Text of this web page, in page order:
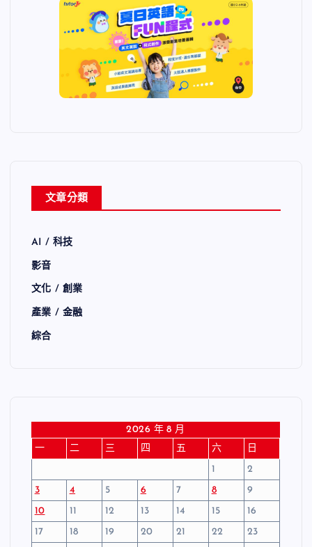
文章分類
AI / 科技
影音
文化 / 創業
產業 / 金融
綜合
2026 年 8 月
一
二 三 四 五 六
日
1
2
3
4 5 6 7 8
9
10
11 12 13 14 15
16
17
18 19 20 21 22
23